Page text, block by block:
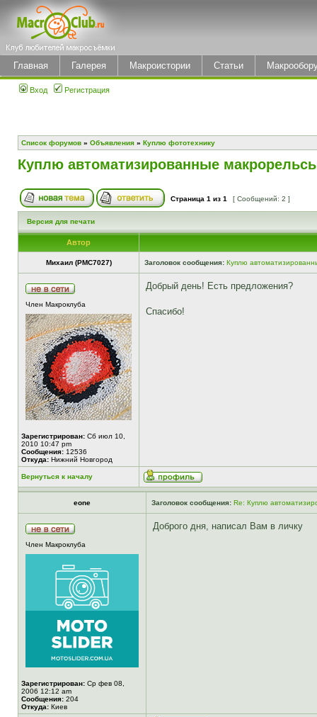
Главная Галерея Макроистории Статьи
Вход Регистрация
Список форумов » Объявления » Куплю фототехнику
Куплю автоматизированные
Страница 1 из 1 [ Сообщений: 2 ]
Версия для печати
Автор
Михаил (РМС7027) Заголовок сообщения: Куплю
Член Макроклуба
Зарегистрирован: Сб июл 10,
2010 10:47 pm
Сообщения: 12536
Откуда: Нижний Новгород
Добрый день! Есть предложения?
Спасибо!
Вернуться к началу
eone Заголовок сообщения: Re: Куплю
Член Макроклуба
Зарегистрирован: Ср фев 08,
2006 12:12 am
Сообщения: 204
Откуда: Киев
Доброго дня, написал Вам в личку